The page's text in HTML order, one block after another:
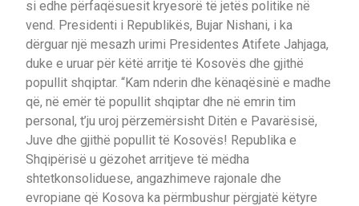
si edhe përfaqësuesit kryesorë të jetës politike në
vend. Presidenti i Republikës, Bujar Nishani, i ka
dërguar një mesazh urimi Presidentes Atifete Jahjaga,
duke e uruar për këtë arritje të Kosovës dhe gjithë
popullit shqiptar. “Kam nderin dhe kënaqësinë e madhe
që, në emër të popullit shqiptar dhe në emrin tim
personal, t’ju uroj përzemërsisht Ditën e Pavarësisë,
Juve dhe gjithë popullit të Kosovës! Republika e
Shqipërisë u gëzohet arritjeve të mëdha
shtetkonsoliduese, angazhimeve rajonale dhe
evropiane që Kosova ka përmbushur përgjatë këtyre